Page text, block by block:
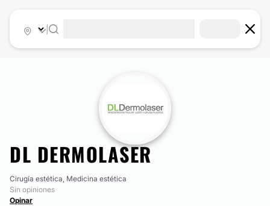
DL DERMOLASER
Cirugía estética, Medicina estética
Sin opiniones
Opinar